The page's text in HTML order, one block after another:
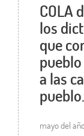
COLA
los
que
a las
pueblo.
mayo del